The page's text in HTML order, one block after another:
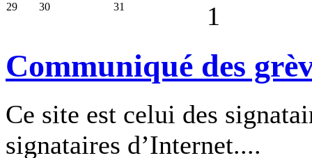
29 30 31 1
Communiqué des
Ce site est celui des
signataires d’Internet....